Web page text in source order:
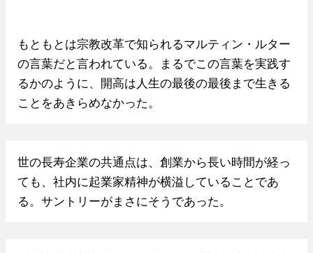
もともとは宗教改革で知られるマルティン・ルター
の言葉だと言われている。まるでこの言葉を実践す
るかのように、開高は人生の最後の最後まで生きる
ことをあきらめなかった。
世の長寿企業の共通点は、創業から長い時間が経っ
ても、社内に起業家精神が横溢していることであ
る。サントリーがまさにそうであった。